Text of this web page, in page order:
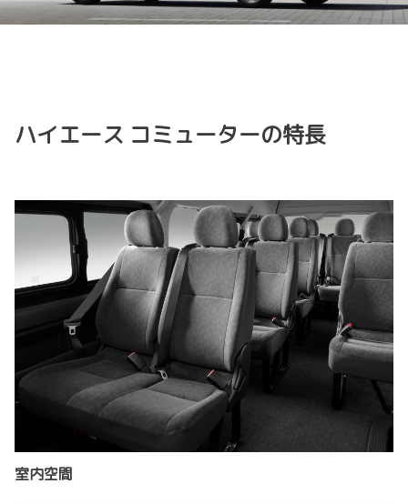
ハイエース コミューターの特長
室内空間